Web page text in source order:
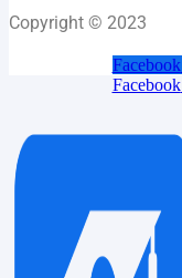
Copyright © 2023
Facebook
Facebook